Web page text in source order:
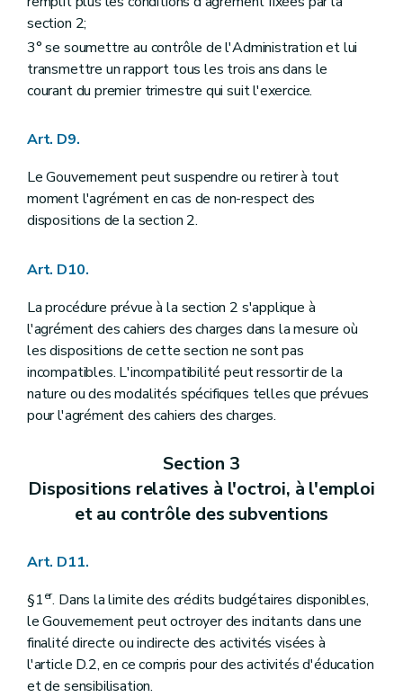
section 2;
3° se soumettre au contrôle de l'Administration et lui
transmettre un rapport tous les trois ans dans le
courant du premier trimestre qui suit l'exercice.
Art. D9.
Le Gouvernement peut suspendre ou retirer à tout
moment l'agrément en cas de non-respect des
dispositions de la section 2.
Art. D10.
La procédure prévue à la section 2 s'applique à
l'agrément des cahiers des charges dans la mesure où
les dispositions de cette section ne sont pas
incompatibles. L'incompatibilité peut ressortir de la
nature ou des modalités spécifiques telles que prévues
pour l'agrément des cahiers des charges.
Section 3
Dispositions relatives à l'octroi, à l'emploi
et au contrôle des subventions
Art. D11.
§1er. Dans la limite des crédits budgétaires disponibles,
le Gouvernement peut octroyer des incitants dans une
finalité directe ou indirecte des activités visées à
l'article D.2, en ce compris pour des activités d'éducation
et de sensibilisation.